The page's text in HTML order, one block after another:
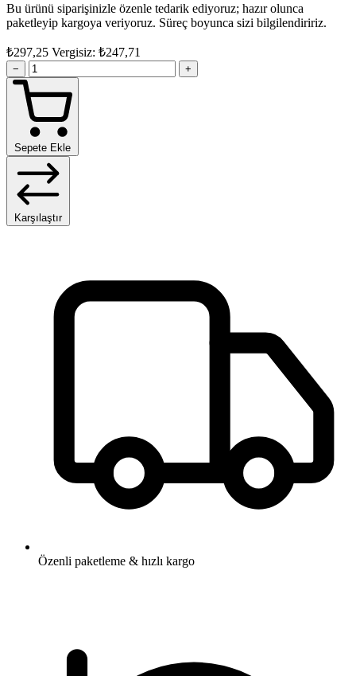
Bu ürünü siparişinizle özenle tedarik ediyoruz; hazır olunca
paketleyip kargoya veriyoruz. Süreç boyunca sizi bilgilendiririz.
₺297,25 Vergisiz: ₺247,71
− +
Sepete Ekle
Karşılaştır
Özenli paketleme & hızlı kargo